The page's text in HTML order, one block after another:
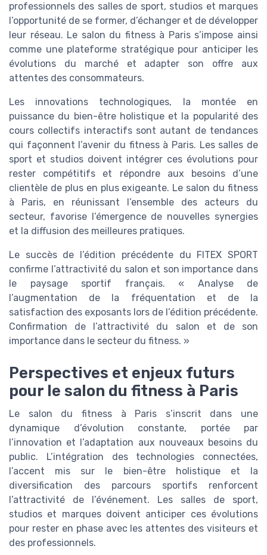
professionnels des salles de sport, studios et marques
l’opportunité de se former, d’échanger et de développer
leur réseau. Le salon du fitness à Paris s’impose ainsi
comme une plateforme stratégique pour anticiper les
évolutions du marché et adapter son offre aux
attentes des consommateurs.
Les innovations technologiques, la montée en
puissance du bien-être holistique et la popularité des
cours collectifs interactifs sont autant de tendances
qui façonnent l’avenir du fitness à Paris. Les salles de
sport et studios doivent intégrer ces évolutions pour
rester compétitifs et répondre aux besoins d’une
clientèle de plus en plus exigeante. Le salon du fitness
à Paris, en réunissant l’ensemble des acteurs du
secteur, favorise l’émergence de nouvelles synergies
et la diffusion des meilleures pratiques.
Le succès de l’édition précédente du FITEX SPORT
confirme l’attractivité du salon et son importance dans
le paysage sportif français. « Analyse de
l’augmentation de la fréquentation et de la
satisfaction des exposants lors de l’édition précédente.
Confirmation de l’attractivité du salon et de son
importance dans le secteur du fitness. »
Perspectives et enjeux futurs
pour le salon du fitness à Paris
Le salon du fitness à Paris s’inscrit dans une
dynamique d’évolution constante, portée par
l’innovation et l’adaptation aux nouveaux besoins du
public. L’intégration des technologies connectées,
l’accent mis sur le bien-être holistique et la
diversification des parcours sportifs renforcent
l’attractivité de l’événement. Les salles de sport,
studios et marques doivent anticiper ces évolutions
pour rester en phase avec les attentes des visiteurs et
des professionnels.